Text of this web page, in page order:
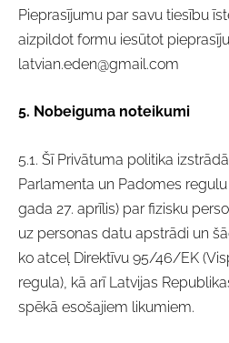
Pieprasījumu par savu tiesību
aizpildot formu iesūtot
latvian.eden@gmail.com
5. Nobeiguma noteikumi
5.1. Šī Privātuma politika
Parlamenta un Padomes
gada 27. aprīlis) par fizisku
uz personas datu apstrādi un
ko atceļ Direktīvu 95/46/EK
regula), kā arī Latvijas
spēkā esošajiem likumiem.